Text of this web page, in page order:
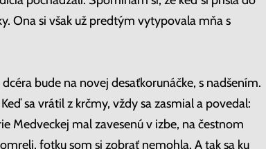
Ona si však už predtým vytypovala mňa s
bude na novej desaťkorunáčke, s nadšením.
Keď sa vrátil z krčmy, vždy sa zasmial a povedal:
Medveckej mal zavesenú v izbe, na čestnom
fotku som si zobrať nemohla. A tak sa ku